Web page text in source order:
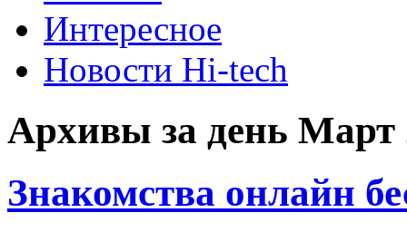
Интересное
Новости Hi-tech
Архивы за день Март
Знакомства онлайн